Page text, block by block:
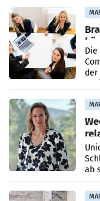
Die
der
ab